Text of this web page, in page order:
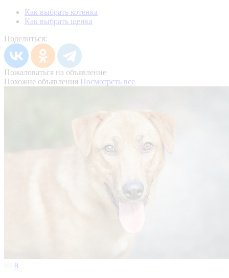
Как выбрать котенка
Как выбрать щенка
Поделиться:
Пожаловаться на объявление
Похожие объявления Посмотреть все
8